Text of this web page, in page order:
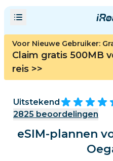
Voor Nieuwe Gebruiker:
Claim gratis 500MB
reis >>
Uitstekend
2825 beoordelingen
eSIM-plannen